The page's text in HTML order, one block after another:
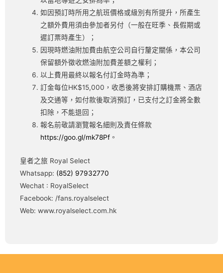
如因預訂時所用之航班價格或級別有所提升，所產生
之額外費用須由參加者另付（一般在旺季、長假期或
遲訂票時產生）；
因現時燃油附加費由航空公司自行釐定關係，本公司
保留額外徵收燃油附加費差額之權利；
以上費用最終以報名付訂金時為準；
訂金每位HK$15,000，收悉後將安排訂購機票、酒店
及交通等，如付款後取消預訂，已支付之訂金將全數
扣除，不能退回；
報名前敬請瀏覽報名細則及責任條款
https://goo.gl/mk78Pf 。
皇者之旅 Royal Select
Whatsapp: (852) 97932770
Wechat : RoyalSelect
Facebook: /fans.royalselect
Web: www.royalselect.com.hk